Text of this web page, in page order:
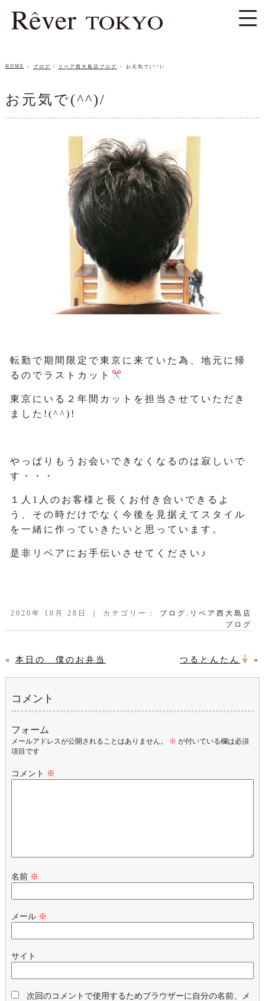
HOME ブログ / リベア西大島店ブログ お元気で(^^)/
お元気で(^^)/
転勤で期間限定で東京に来ていた為、地元に帰
るのでラストカット
東京にいる２年間カットを担当させていただき
ました!(^^)!
やっぱりもうお会いできなくなるのは寂しいで
す・・・
１人1人のお客様と長くお付き合いできるよ
う、その時だけでなく今後を見据えてスタイル
を一緒に作っていきたいと思っています。
是非リベアにお手伝いさせてください♪
2020年 10月 28日 ｜ カテゴリー： ブログ, リベア西大島店
ブログ
« 本日の 僕のお弁当 つるとんたん »
コメント
フォーム
メールアドレスが公開されることはありません。 ※ が付いている欄は必須
項目です
コメント ※
名前 ※
メール ※
サイト
次回のコメントで使用するためブラウザーに自分の名前、メ